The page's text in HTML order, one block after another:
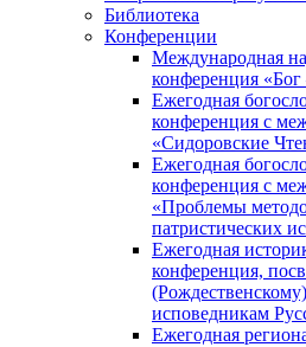
Библиотека
Конференции
Международная
конференция
Ежегодная
конференция с
«Сидоровские
Ежегодная
конференция с
«Проблемы
патристических
Ежегодная
конференция,
исповедникам
Ежегодная